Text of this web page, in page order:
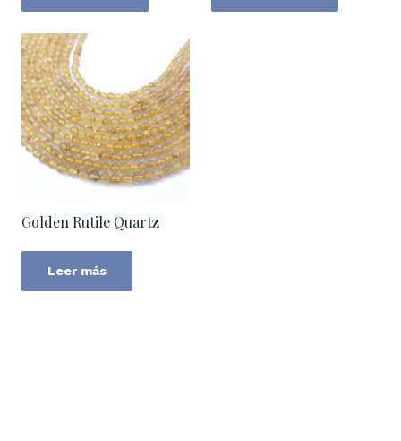
Golden Rutile Quartz
Leer más